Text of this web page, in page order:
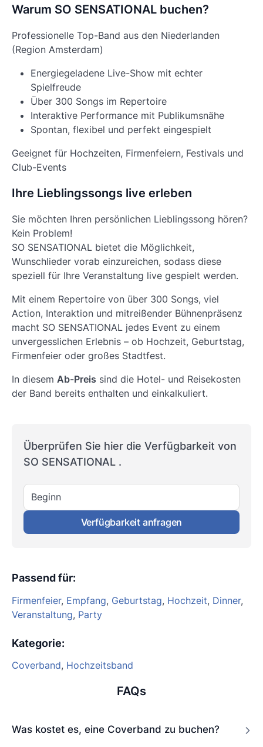
Warum SO SENSATIONAL buchen?
Professionelle Top-Band aus den Niederlanden
(Region Amsterdam)
Energiegeladene Live-Show mit echter
Spielfreude
Über 300 Songs im Repertoire
Interaktive Performance mit Publikumsnähe
Spontan, flexibel und perfekt eingespielt
Geeignet für Hochzeiten, Firmenfeiern, Festivals und
Club-Events
Ihre Lieblingssongs live erleben
Sie möchten Ihren persönlichen Lieblingssong hören?
Kein Problem!
SO SENSATIONAL bietet die Möglichkeit,
Wunschlieder vorab einzureichen, sodass diese
speziell für Ihre Veranstaltung live gespielt werden.
Mit einem Repertoire von über 300 Songs, viel
Action, Interaktion und mitreißender Bühnenpräsenz
macht SO SENSATIONAL jedes Event zu einem
unvergesslichen Erlebnis – ob Hochzeit, Geburtstag,
Firmenfeier oder großes Stadtfest.
In diesem Ab-Preis sind die Hotel- und Reisekosten
der Band bereits enthalten und einkalkuliert.
Überprüfen Sie hier die Verfügbarkeit von
SO SENSATIONAL .
Beginn
Verfügbarkeit anfragen
Passend für:
Firmenfeier, Empfang, Geburtstag, Hochzeit, Dinner,
Veranstaltung, Party
Kategorie:
Coverband, Hochzeitsband
FAQs
Was kostet es, eine Coverband zu buchen?